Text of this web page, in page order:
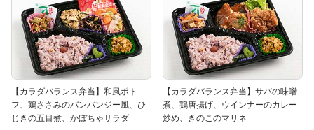
【カラダバランス弁当】和風ポト
フ、鶏ささみのバンバンジー風、ひ
じきの五目煮、かぼちゃサラダ
【カラダバランス弁当】サバの味噌
煮、鶏唐揚げ、ウインナーのカレー
炒め、きのこのマリネ